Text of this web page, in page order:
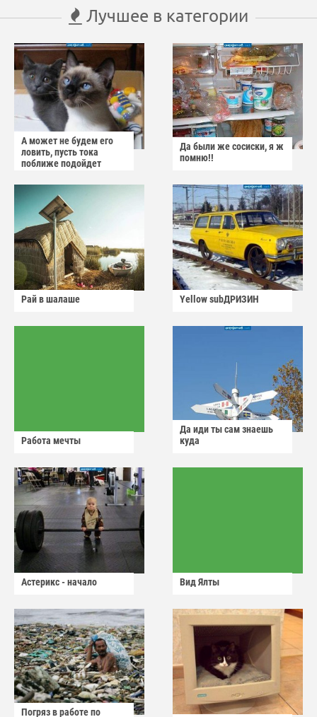
Лучшее в категории
А может не будем его
ловить, пусть тока
поближе подойдет
Да были же сосиски, я ж
помню!!
Рай в шалаше Yellow subДРИЗИН
Работа мечты
Да иди ты сам знаешь
куда
Астерикс - начало Вид Ялты
Погряз в работе по